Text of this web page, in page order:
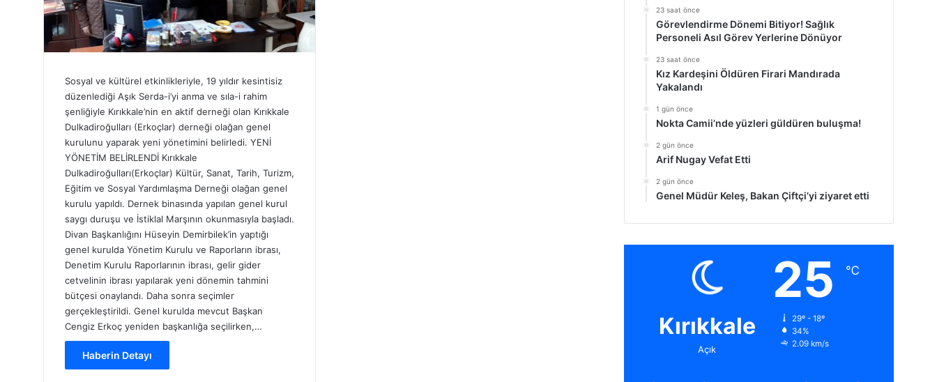
Sosyal ve kültürel etkinlikleriyle, 19 yıldır kesintisiz
düzenlediği Aşık Serda-i’yi anma ve sıla-i rahim
şenliğiyle Kırıkkale’nin en aktif derneği olan Kırıkkale
Dulkadiroğulları (Erkoçlar) derneği olağan genel
kurulunu yaparak yeni yönetimini belirledi. YENİ
YÖNETİM BELİRLENDİ Kırıkkale
Dulkadiroğulları(Erkoçlar) Kültür, Sanat, Tarih, Turizm,
Eğitim ve Sosyal Yardımlaşma Derneği olağan genel
kurulu yapıldı. Dernek binasında yapılan genel kurul
saygı duruşu ve İstiklal Marşının okunmasıyla başladı.
Divan Başkanlığını Hüseyin Demirbilek’in yaptığı
genel kurulda Yönetim Kurulu ve Raporların ibrası,
Denetim Kurulu Raporlarının ibrası, gelir gider
cetvelinin ibrası yapılarak yeni dönemin tahmini
bütçesi onaylandı. Daha sonra seçimler
gerçekleştirildi. Genel kurulda mevcut Başkan
Cengiz Erkoç yeniden başkanlığa seçilirken,…
Haberin Detayı
23 saat önce
Görevlendirme Dönemi Bitiyor! Sağlık
Personeli Asıl Görev Yerlerine Dönüyor
23 saat önce
Kız Kardeşini Öldüren Firari Mandırada
Yakalandı
1 gün önce
Nokta Camii’nde yüzleri güldüren buluşma!
2 gün önce
Arif Nugay Vefat Etti
2 gün önce
Genel Müdür Keleş, Bakan Çiftçi’yi ziyaret etti
Kırıkkale
Açık
25 ℃
29º - 18º
34%
2.09 km/s